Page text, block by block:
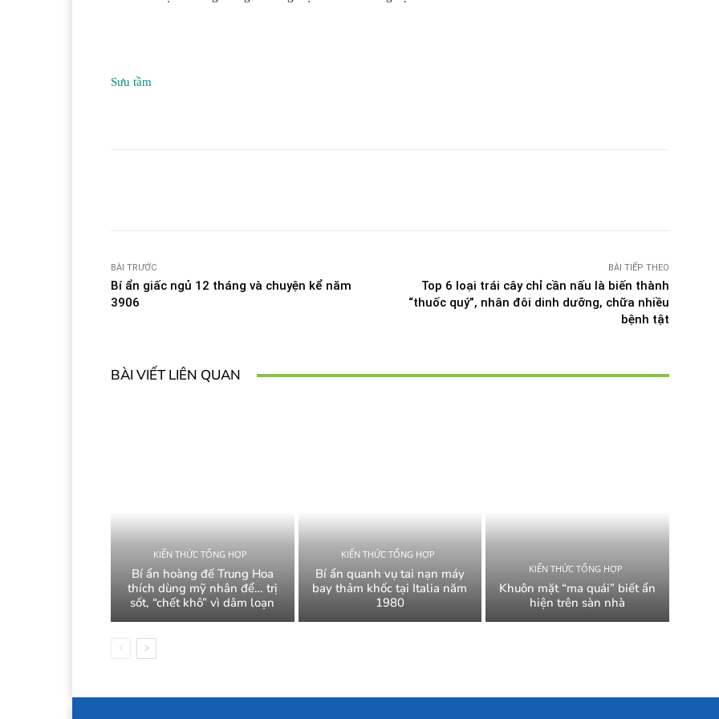
Sưu tầm
BÀI TRƯỚC
Bí ẩn giấc ngủ 12 tháng và chuyện kể năm
3906
BÀI TIẾP THEO
Top 6 loại trái cây chỉ cần nấu là biến thành
“thuốc quý”, nhân đôi dinh dưỡng, chữa nhiều
bệnh tật
BÀI VIẾT LIÊN QUAN
KIẾN THỨC TỔNG HỢP
Bí ẩn hoàng đế Trung Hoa
thích dùng mỹ nhân để… trị
sốt, “chết khô” vì dâm loạn
KIẾN THỨC TỔNG HỢP
Bí ẩn quanh vụ tai nạn máy
bay thảm khốc tại Italia năm
1980
KIẾN THỨC TỔNG HỢP
Khuôn mặt “ma quái” biết ẩn
hiện trên sàn nhà